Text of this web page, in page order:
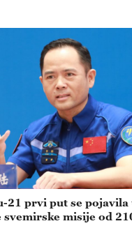
21 prvi put se
misije od